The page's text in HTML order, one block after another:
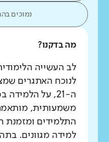
נמוכים
מה בדקנו?
לב העשייה
לנוכח האתגרים
ה-21, על
משמעותית,
התלמידים ומזמנת
למידה מגוונים.